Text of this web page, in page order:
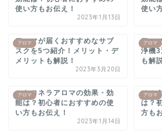
アロマ
アロマが届くおすすめなサブ
スクを5つ紹介！メリット・デ
2023年3月20日
アロマ
アロ
浄機
アロマ
シトロネラアロマの効果・効
能は？初心者におすすめの使
2023年1月14日
アロマ
ひの
は？